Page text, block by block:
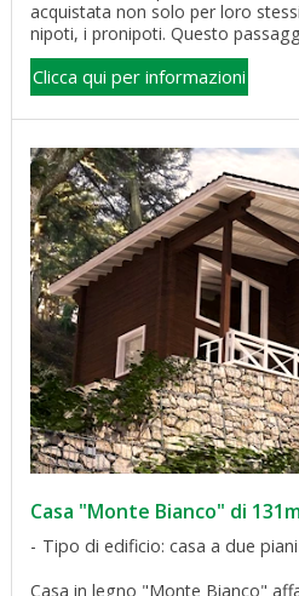
acquistata non solo per loro
nipoti, i pronipoti. Questo
Clicca qui per informazioni
Casa "Monte Bianco" di
Tipo di edificio: casa a due piani
Casa in legno "Monte Bianco"